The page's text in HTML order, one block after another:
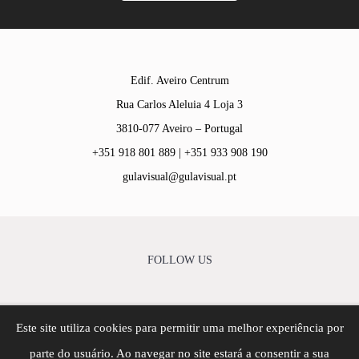
Edif. Aveiro Centrum
Rua Carlos Aleluia 4 Loja 3
3810-077 Aveiro – Portugal
+351 918 801 889 | +351 933 908 190
gulavisual@gulavisual.pt
FOLLOW US
Este site utiliza cookies para permitir uma melhor experiência por
parte do usuário. Ao navegar no site estará a consentir a sua